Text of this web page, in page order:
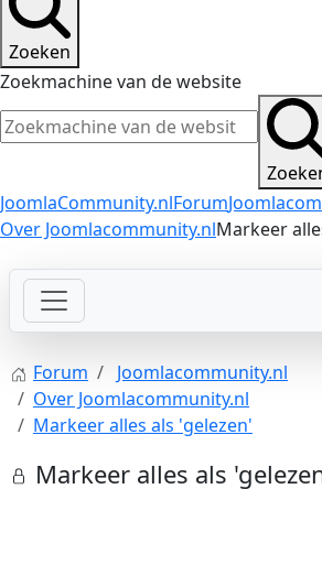
Zoeken
Zoekmachine van de website
JoomlaCommunity.nlForum
Over Joomlacommunity.nlMarkeer
Forum
Joomlacommunity.nl
Over Joomlacommunity.nl
Markeer alles als 'gelezen'
Markeer alles als